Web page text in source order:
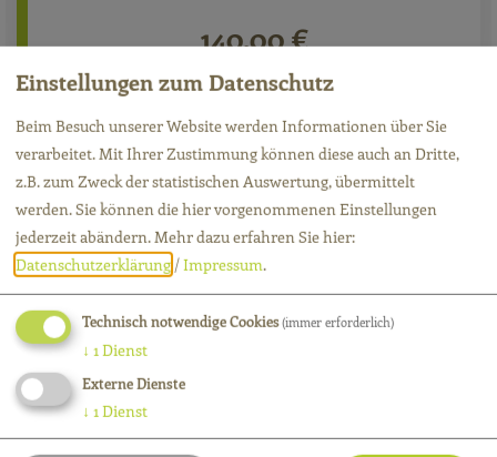
140,00 €
gesund, fit und entspannt!
Einstellungen zum Datenschutz
Beim Besuch unserer Website werden Informationen über Sie
verarbeitet. Mit Ihrer Zustimmung können diese auch an Dritte,
z.B. zum Zweck der statistischen Auswertung, übermittelt
werden. Sie können die hier vorgenommenen Einstellungen
jederzeit abändern.Mehr dazu erfahren Sie hier:
Datenschutzerklärung /Impressum.
Technisch notwendige Cookies(immer erforderlich)
↓ 1Dienst
Externe Dienste
↓ 1Dienst